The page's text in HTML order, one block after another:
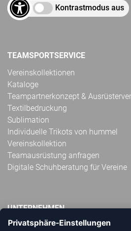
Kontrastmodus aus
TEAMSPORTSERVICE
Vereinskollektionen
Kataloge
Teampartnerkonzept &
Textilbedruckung
Sublimation
Individuelle Trikots von hummel
Vereinskollektion
Teamausrüstung anfragen
Digitale Schuhberatung für Vereine
UNTERNEHMEN
Impressum